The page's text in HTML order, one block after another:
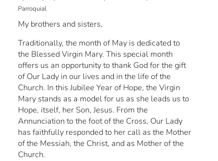
Parroquial
My brothers and sisters,
Traditionally, the month of May is dedicated to
the Blessed Virgin Mary. This special month
offers us an opportunity to thank God for the gift
of Our Lady in our lives and in the life of the
Church. In this Jubilee Year of Hope, the Virgin
Mary stands as a model for us as she leads us to
Hope, itself, her Son, Jesus. From the
Annunciation to the foot of the Cross, Our Lady
has faithfully responded to her call as the Mother
of the Messiah, the Christ, and as Mother of the
Church.